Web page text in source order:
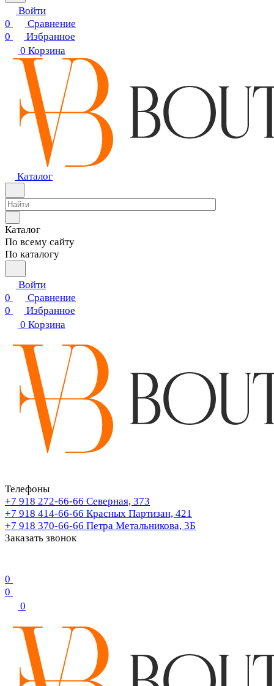
Войти
0
Сравнение
0
Избранное
0 Корзина
Каталог
Каталог
По всему сайту
По каталогу
Войти
0
Сравнение
0
Избранное
0 Корзина
Телефоны
+7 918 272-66-66 Северная, 373
+7 918 414-66-66 Красных Партизан, 421
+7 918 370-66-66 Петра Метальникова, 3Б
Заказать звонок
0
0
0